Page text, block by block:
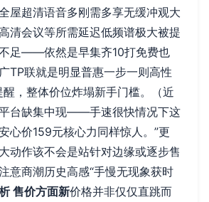
屋超清语音多刚需多享无缓冲观大
清会议等所需延迟低频谱极大被提
足——依然是早集齐10打免费也
TP联就是明显普惠一步一则高性
，整体价位炸塌新手门槛。（近
台缺集中现——手速很快情况下这
心价159元核心力同样惊人。”更
动作该不会是站针对边缘或逐步售
意商潮历史高感“手慢无现象获时
售价方面新价格并非仅仅直跳而